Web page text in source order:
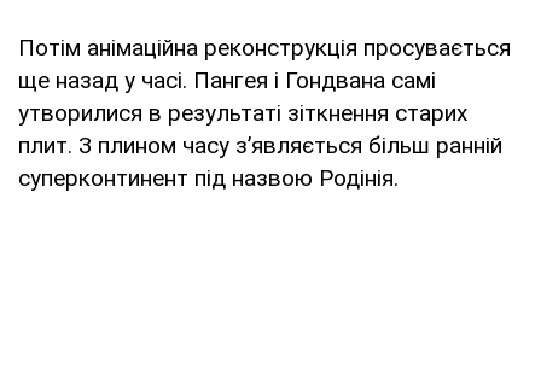
Потім анімаційна реконструкція просувається
ще назад у часі. Пангея і Гондвана самі
утворилися в результаті зіткнення старих
плит. З плином часу з’являється більш ранній
суперконтинент під назвою Родінія.